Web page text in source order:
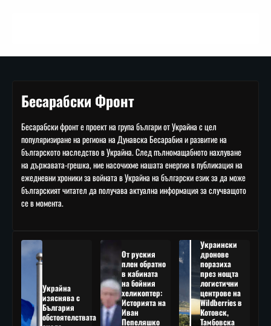
Бесарабски Фронт
Бесарабски фронт е проект на група българи от Украйна с цел
популяризиране на региона на Дунавска Бесарабия и развитие на
българското наследство в Украйна. След пълномащабното нахлуване
на държавата-грешка, ние насочихме нашата енергия в публикация на
ежедневни хроники за войната в Украйна на български език за да може
българският читател да получава актуална информация за случващото
се в момента.
Украйна
изяснява с
България
обстоятелствата
От руския
плен обратно
в кабината
на бойния
хеликоптер:
Историята на
Иван
Пепеляшко
Украински
дронове
поразиха
през нощта
логистични
центрове на
Wildberries в
Котовск,
Тамбовска